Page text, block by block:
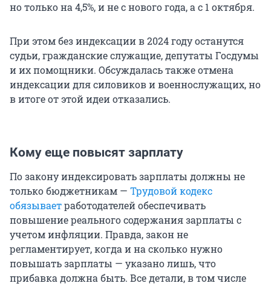
но только на 4,5%, и не с нового года, а с 1 октября.
При этом без индексации в 2024 году останутся
судьи, гражданские служащие, депутаты Госдумы
и их помощники. Обсуждалась также отмена
индексации для силовиков и военнослужащих, но
в итоге от этой идеи отказались.
Кому еще повысят зарплату
По закону индексировать зарплаты должны не
только бюджетникам — Трудовой кодекс
обязываетработодателей обеспечивать
повышение реального содержания зарплаты с
учетом инфляции. Правда, закон не
регламентирует, когда и на сколько нужно
повышать зарплаты — указано лишь, что
прибавка должна быть. Все детали, в том числе